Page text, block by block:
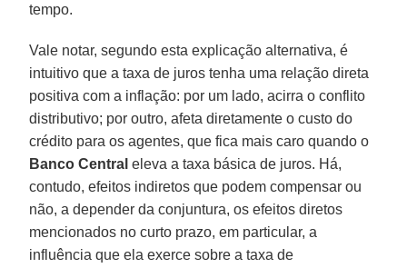
tempo.
Vale notar, segundo esta explicação alternativa, é
intuitivo que a taxa de juros tenha uma relação direta
positiva com a inflação: por um lado, acirra o conflito
distributivo; por outro, afeta diretamente o custo do
crédito para os agentes, que fica mais caro quando o
Banco Central eleva a taxa básica de juros. Há,
contudo, efeitos indiretos que podem compensar ou
não, a depender da conjuntura, os efeitos diretos
mencionados no curto prazo, em particular, a
influência que ela exerce sobre a taxa de